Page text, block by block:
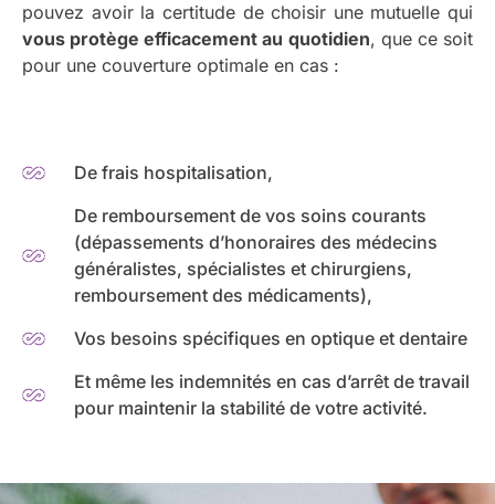
pouvez avoir la certitude de choisir une mutuelle qui
vous protège efficacement au quotidien, que ce soit
pour une couverture optimale en cas :
De frais hospitalisation,
De remboursement de vos soins courants
(dépassements d’honoraires des médecins
généralistes, spécialistes et chirurgiens,
remboursement des médicaments),
Vos besoins spécifiques en optique et dentaire
Et même les indemnités en cas d’arrêt de travail
pour maintenir la stabilité de votre activité.